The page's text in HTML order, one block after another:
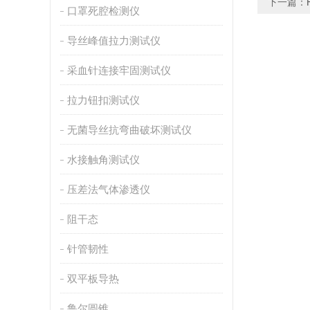
口罩死腔检测仪
导丝峰值拉力测试仪
采血针连接牢固测试仪
拉力钮扣测试仪
无菌导丝抗弯曲破坏测试仪
水接触角测试仪
压差法气体渗透仪
阻干态
针管韧性
双平板导热